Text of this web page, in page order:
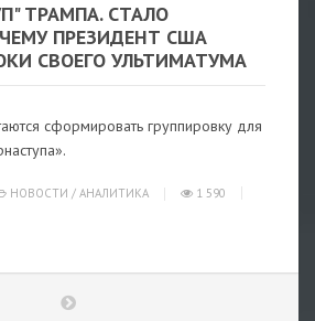
ТРАМПА. СТАЛО
ПРЕЗИДЕНТ США
СВОЕГО УЛЬТИМАТУМА
сформировать группировку для
НОВОСТИ / АНАЛИТИКА
1 590